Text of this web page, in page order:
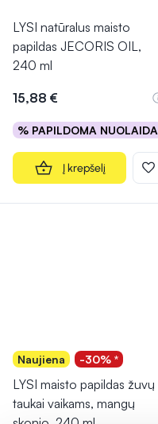
LYSI natūralus maisto
papildas JECORIS OIL,
240 ml
15,88 €
% PAPILDOMA NUOLAIDA
Į krepšelį
Naujiena -30% *
LYSI maisto papildas žuvų
taukai vaikams, mangų